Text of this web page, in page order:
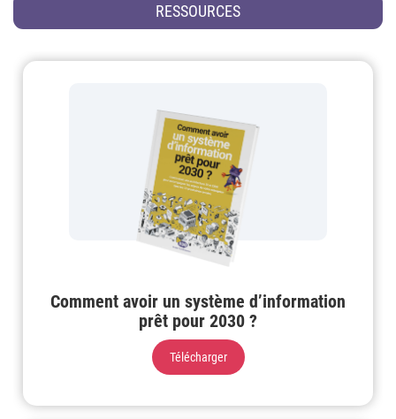
RESSOURCES
Comment avoir un système d’information
prêt pour 2030 ?
Télécharger